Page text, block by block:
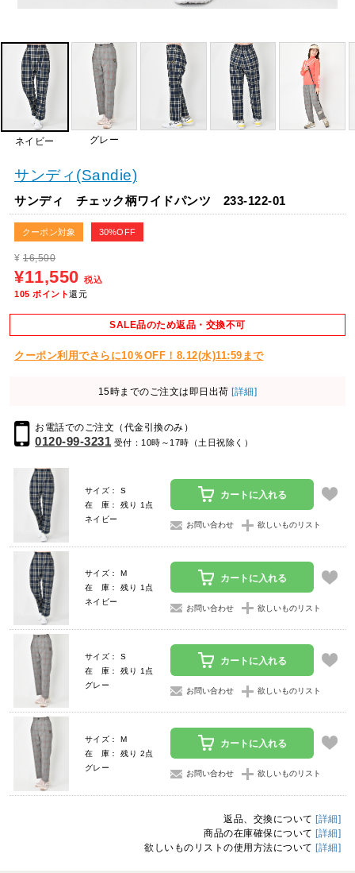
ネイビー グレー
サンディ(Sandie)
サンディ チェック柄ワイドパンツ 233-122-01
クーポン対象 30%OFF
¥ 16,500
¥11,550 税込
105 ポイント還元
SALE品のため返品・交換不可
クーポン利用でさらに10％OFF！8.12(水)11:59まで
15時までのご注文は即日出荷 [詳細]
お電話でのご注文（代金引換のみ）
0120-99-3231 受付：10時～17時（土日祝除く）
サイズ： S
在 庫： 残り 1点
ネイビー
カートに入れる
お問い合わせ 欲しいものリスト
サイズ： M
在 庫： 残り 1点
ネイビー
カートに入れる
お問い合わせ 欲しいものリスト
サイズ： S
在 庫： 残り 1点
グレー
カートに入れる
お問い合わせ 欲しいものリスト
サイズ： M
在 庫： 残り 2点
グレー
カートに入れる
お問い合わせ 欲しいものリスト
返品、交換について [詳細]
商品の在庫確保について [詳細]
欲しいものリストの使用方法について [詳細]